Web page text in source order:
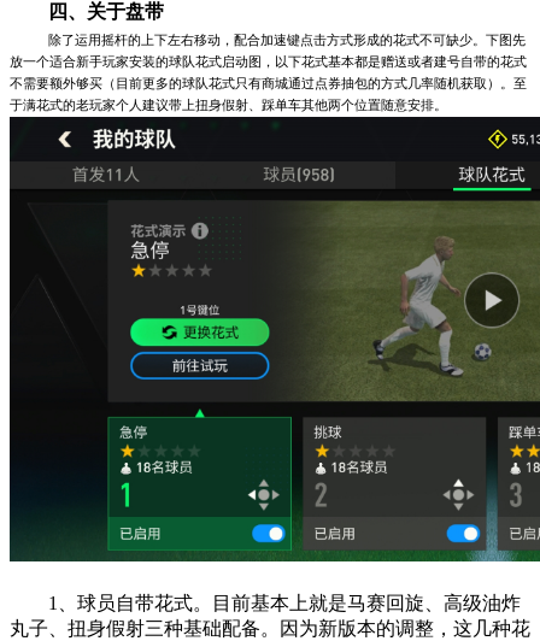
四、关于盘带
除了运用摇杆的上下左右移动，配合加速键点击方式形成的花式不可缺少。下图先
放一个适合新手玩家安装的球队花式启动图，以下花式基本都是赠送或者建号自带的花式
不需要额外够买（目前更多的球队花式只有商城通过点券抽包的方式几率随机获取）。至
于满花式的老玩家个人建议带上扭身假射、踩单车其他两个位置随意安排。
1、球员自带花式。目前基本上就是马赛回旋、高级油炸
丸子、扭身假射三种基础配备。因为新版本的调整，这几种花